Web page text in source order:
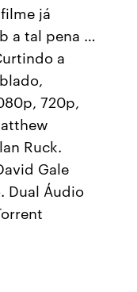
já
a tal pena …
a
720p,
Ruck.
Gale
Dual Áudio